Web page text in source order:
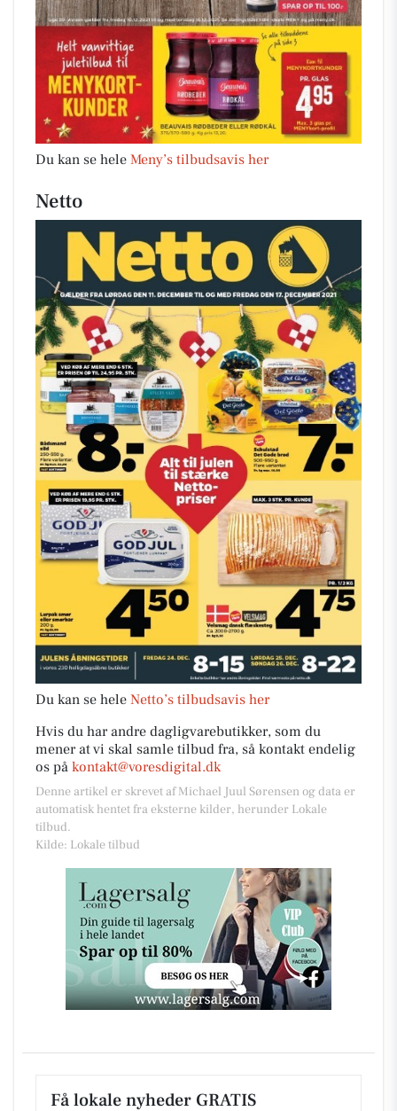
Du kan se hele Meny’s tilbudsavis her
Netto
Du kan se hele Netto’s tilbudsavis her
Hvis du har andre dagligvarebutikker, som du
mener at vi skal samle tilbud fra, så kontakt endelig
os på kontakt@voresdigital.dk
Denne artikel er skrevet af Michael Juul Sørensen og data er
automatisk hentet fra eksterne kilder, herunder Lokale
tilbud.
Kilde: Lokale tilbud
Få lokale nyheder GRATIS